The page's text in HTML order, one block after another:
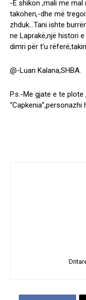
-E shikon ,mali me mal
takohen,-dhe më
zhduk…Tani ishte
ne Laprakë,një histori
dimri për t’u
@-Luan Kalana,SHBA.
P.s.-Me gjate e te